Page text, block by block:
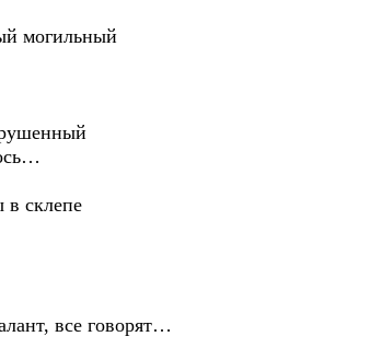
могильный
склепе
все говорят…